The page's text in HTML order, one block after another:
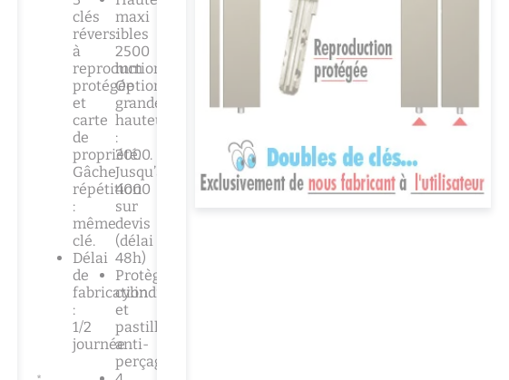
clés
réversibles
à
reproduction
protégée
et
carte
de
propriété.
Gâche
répétition
:
même
clé.
Délai
de
fabrication
:
1/2
journée
maxi
:
2500
mm
Option
grande
hauteur
:
3000.
Jusqu’à
4000
sur
devis
(délai
48h)
Protège
cylindre
et
pastille
anti-
perçage